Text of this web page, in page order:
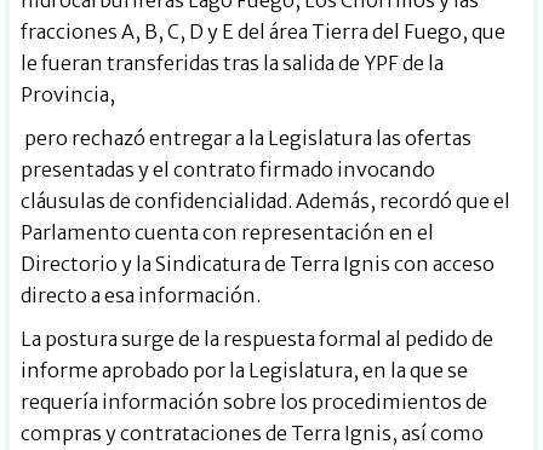
fracciones A, B, C, D y E del área Tierra del Fuego, que
le fueran transferidas tras la salida de YPF de la
Provincia,
pero rechazó entregar a la Legislatura las ofertas
presentadas y el contrato firmado invocando
cláusulas de confidencialidad. Además, recordó que el
Parlamento cuenta con representación en el
Directorio y la Sindicatura de Terra Ignis con acceso
directo a esa información.
La postura surge de la respuesta formal al pedido de
informe aprobado por la Legislatura, en la que se
requería información sobre los procedimientos de
compras y contrataciones de Terra Ignis, así como